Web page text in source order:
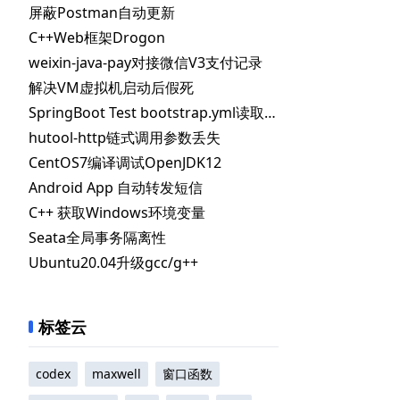
屏蔽Postman自动更新
C++Web框架Drogon
weixin-java-pay对接微信V3支付记录
解决VM虚拟机启动后假死
SpringBoot Test bootstrap.yml读取不到指定配置
hutool-http链式调用参数丢失
CentOS7编译调试OpenJDK12
Android App 自动转发短信
C++ 获取Windows环境变量
Seata全局事务隔离性
Ubuntu20.04升级gcc/g++
标签云
codex maxwell
窗口函数